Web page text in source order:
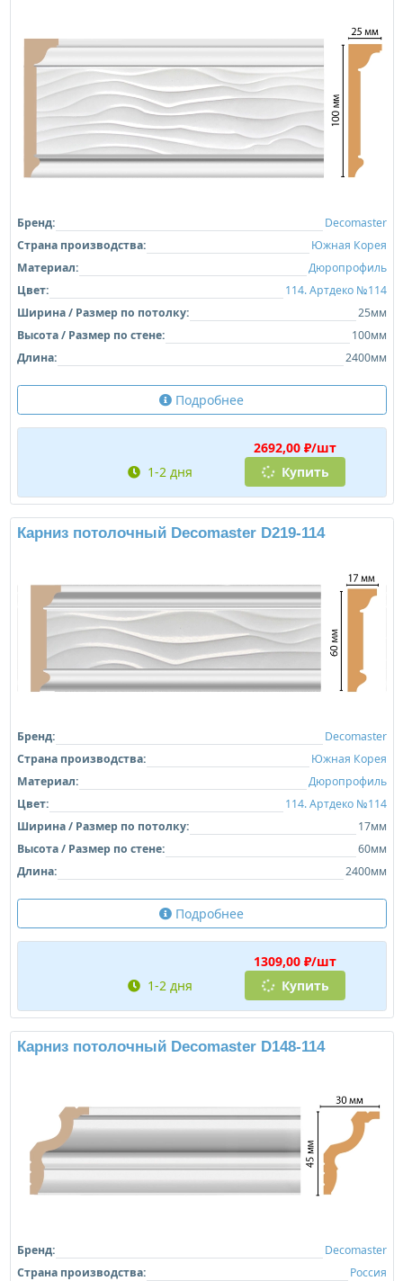
Бренд:
Decomaster
Страна производства:
Южная Корея
Материал:
Дюропрофиль
Цвет:
114. Артдеко №114
Ширина / Размер по потолку:
25мм
Высота / Размер по стене:
100мм
Длина:
2400мм
Подробнее
2692,00 ₽/шт
1-2 дня
Купить
Карниз потолочный Decomaster D219-114
Бренд:
Decomaster
Страна производства:
Южная Корея
Материал:
Дюропрофиль
Цвет:
114. Артдеко №114
Ширина / Размер по потолку:
17мм
Высота / Размер по стене:
60мм
Длина:
2400мм
Подробнее
1309,00 ₽/шт
1-2 дня
Купить
Карниз потолочный Decomaster D148-114
Бренд:
Decomaster
Страна производства:
Россия